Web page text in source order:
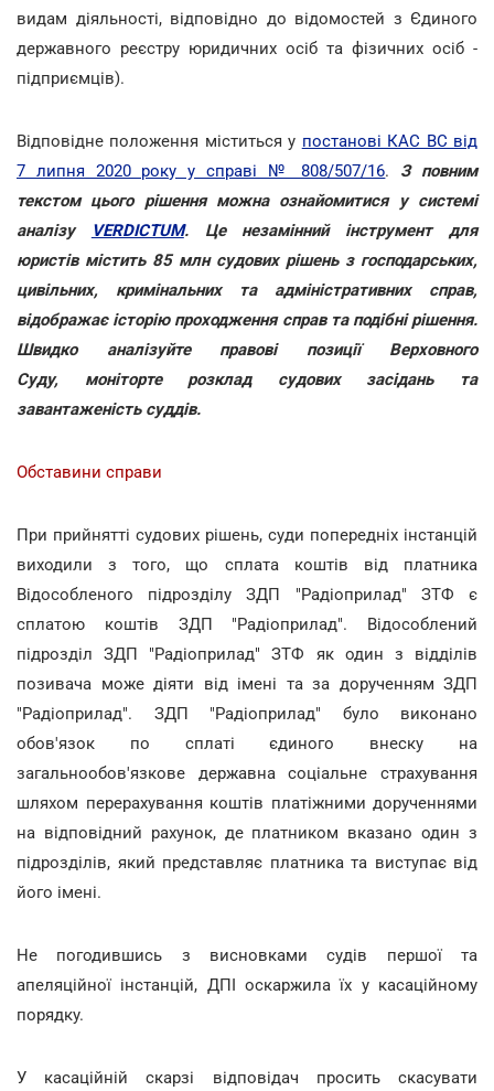
видам діяльності, відповідно до відомостей з Єдиного
державного реєстру юридичних осіб та фізичних осіб -
підприємців).
Відповідне положення міститься у постанові КАС ВС від
7 липня 2020 року у справі № 808/507/16. З повним
текстом цього рішення можна ознайомитися у системі
аналізу
VERDICTUM. Це незамінний інструмент для
юристів містить 85 млн судових рішень з господарських,
цивільних, кримінальних та адміністративних справ,
відображає історію проходження справ та подібні рішення.
Швидко аналізуйте правові позиції Верховного
Суду, моніторте розклад судових засідань та
завантаженість суддів.
Обставини справи
При прийнятті судових рішень, суди попередніх інстанцій
виходили з того, що сплата коштів від платника
Відособленого підрозділу ЗДП "Радіоприлад" ЗТФ є
сплатою коштів ЗДП "Радіоприлад". Відособлений
підрозділ ЗДП "Радіоприлад" ЗТФ як один з відділів
позивача може діяти від імені та за дорученням ЗДП
"Радіоприлад". ЗДП "Радіоприлад" було виконано
обов'язок по сплаті єдиного внеску на
загальнообов'язкове державна соціальне страхування
шляхом перерахування коштів платіжними дорученнями
на відповідний рахунок, де платником вказано один з
підрозділів, який представляє платника та виступає від
його імені.
Не погодившись з висновками судів першої та
апеляційної інстанцій, ДПІ оскаржила їх у касаційному
порядку.
У касаційній скарзі відповідач просить скасувати